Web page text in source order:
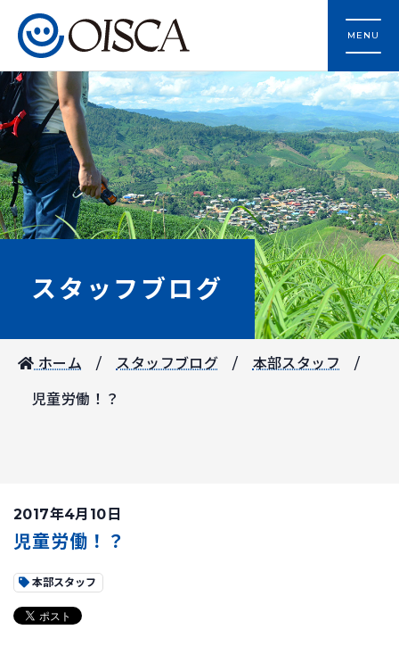
MENU
スタッフブログ
ホーム スタッフブログ 本部スタッフ
児童労働！？
2017年4月10日
児童労働！？
本部スタッフ